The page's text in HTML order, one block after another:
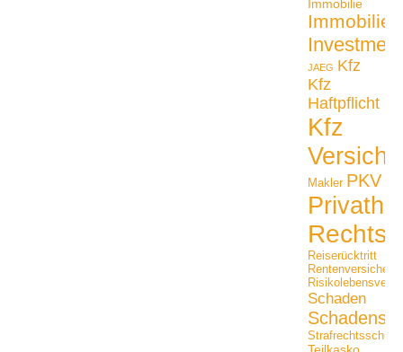
Immobilie
JAEG Kfz
Kfz
Haftpflicht
Kfz
Makler PKV
Reiserücktritt
Schaden
Strafrechtsschutz
Teilkasko